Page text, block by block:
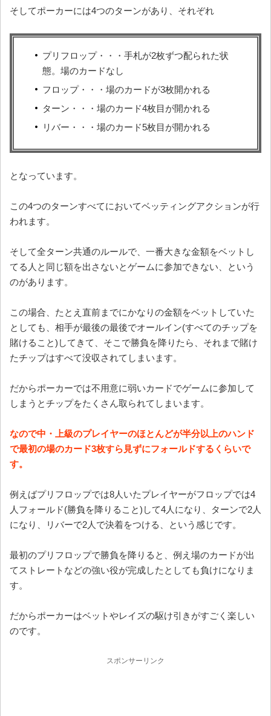
そしてポーカーには4つのターンがあり、それぞれ
プリフロップ・・・手札が2枚ずつ配られた状
態。場のカードなし
フロップ・・・場のカードが3枚開かれる
ターン・・・場のカード4枚目が開かれる
リバー・・・場のカード5枚目が開かれる
となっています。
この4つのターンすべてにおいてベッティングアクションが行
われます。
そして全ターン共通のルールで、一番大きな金額をベットし
てる人と同じ額を出さないとゲームに参加できない、という
のがあります。
この場合、たとえ直前までにかなりの金額をベットしていた
としても、相手が最後の最後でオールイン(すべてのチップを
賭けること)してきて、そこで勝負を降りたら、それまで賭け
たチップはすべて没収されてしまいます。
だからポーカーでは不用意に弱いカードでゲームに参加して
しまうとチップをたくさん取られてしまいます。
なので中・上級のプレイヤーのほとんどが半分以上のハンド
で最初の場のカード3枚すら見ずにフォールドするくらいで
す。
例えばプリフロップでは8人いたプレイヤーがフロップでは4
人フォールド(勝負を降りること)して4人になり、ターンで2人
になり、リバーで2人で決着をつける、という感じです。
最初のプリフロップで勝負を降りると、例え場のカードが出
てストレートなどの強い役が完成したとしても負けになりま
す。
だからポーカーはベットやレイズの駆け引きがすごく楽しい
のです。
スポンサーリンク